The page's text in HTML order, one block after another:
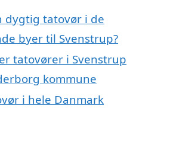
dygtig tatovør i de
byer til Svenstrup?
tatovører i Svenstrup
kommune
i hele Danmark